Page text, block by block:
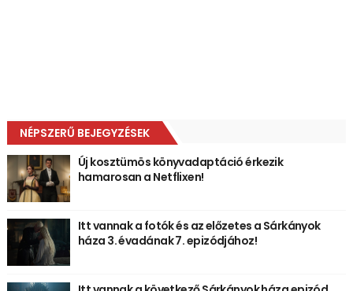
NÉPSZERŰ BEJEGYZÉSEK
Új kosztümös könyvadaptáció érkezik
hamarosan a Netflixen!
Itt vannak a fotók és az előzetes a Sárkányok
háza 3. évadának 7. epizódjához!